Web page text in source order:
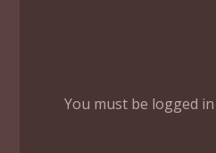
You must be logged